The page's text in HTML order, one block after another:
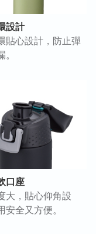
設計
貼心設計，防止彈
。
口座
大，貼心仰角設
安全又方便。